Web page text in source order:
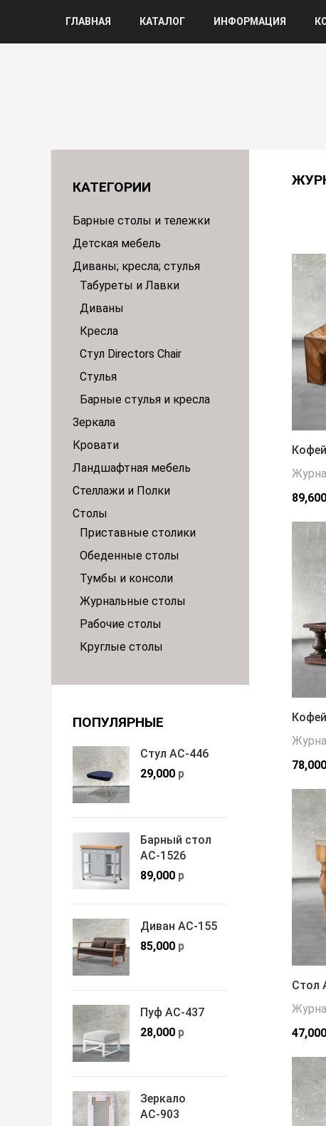
ГЛАВНАЯ КАТАЛОГ ИНФОРМАЦИЯ
КАТЕГОРИИ
Барные столы и тележки
Детская мебель
Диваны; кресла; стулья
Табуреты и Лавки
Диваны
Кресла
Стул Directors Chair
Стулья
Барные стулья и кресла
Зеркала
Кровати
Ландшафтная мебель
Стеллажи и Полки
Столы
Приставные столики
Обеденные столы
Тумбы и консоли
Журнальные столы
Рабочие столы
Круглые столы
ПОПУЛЯРНЫЕ
Стул АС-446
29,000 р
Барный стол
АС-1526
89,000 р
Диван АС-155
85,000 р
Пуф АС-437
28,000 р
Зеркало
АС-903
89,600
78,000
Стол
47,000